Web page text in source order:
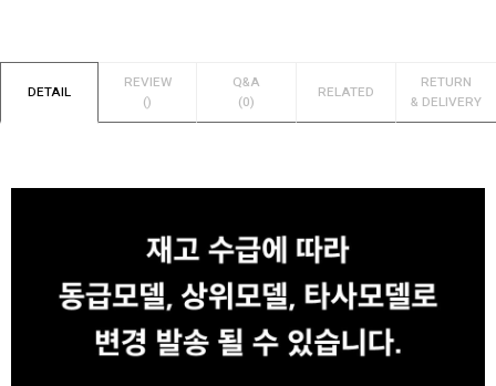
DETAIL
REVIEW
()
Q&A
(0)
RELATED
RETURN
& DELIVERY